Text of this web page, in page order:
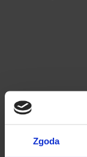
Zgoda